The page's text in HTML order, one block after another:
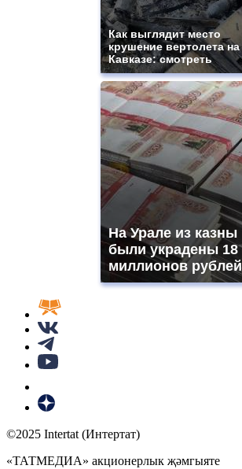
Как выглядит место
крушение вертолета на
Кавказе: смотреть
На Урале из казны
были украдены 18
миллионов рублей
©2025 Intertat (Интертат)
«ТАТМЕДИА» акционерлык җәмгыяте